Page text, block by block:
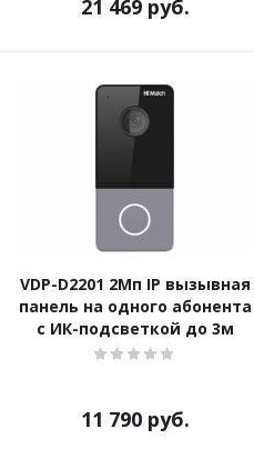
21 469руб.
VDP-D2201 2Мп IP вызывная
панель на одного абонента
с ИК-подсветкой до 3м
11 790руб.